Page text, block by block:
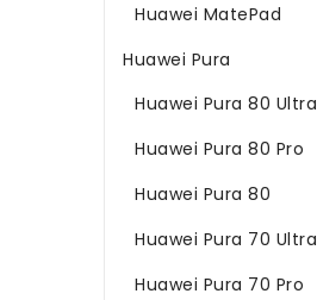
Huawei MatePad
Huawei Pura
Huawei Pura 80 Ultra
Huawei Pura 80 Pro
Huawei Pura 80
Huawei Pura 70 Ultra
Huawei Pura 70 Pro